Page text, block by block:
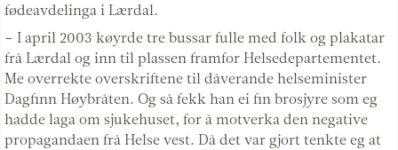
fødeavdelinga i Lærdal.
– I april 2003 køyrde tre bussar fulle med folk og plakatar
frå Lærdal og inn til plassen framfor Helsedepartementet.
Me overrekte overskriftene til dåverande helseminister
Dagfinn Høybråten. Og så fekk han ei fin brosjyre som eg
hadde laga om sjukehuset, for å motverka den negative
propagandaen frå Helse vest. Då det var gjort tenkte eg at